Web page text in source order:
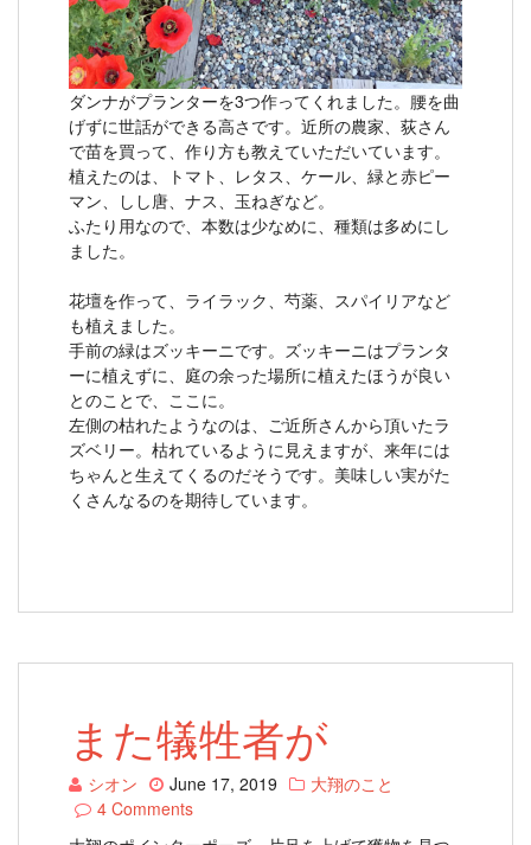
ダンナがプランターを3つ作ってくれました。腰を曲
げずに世話ができる高さです。近所の農家、荻さん
で苗を買って、作り方も教えていただいています。
植えたのは、トマト、レタス、ケール、緑と赤ピー
マン、しし唐、ナス、玉ねぎなど。
ふたり用なので、本数は少なめに、種類は多めにし
ました。
花壇を作って、ライラック、芍薬、スパイリアなど
も植えました。
手前の緑はズッキーニです。ズッキーニはプランタ
ーに植えずに、庭の余った場所に植えたほうが良い
とのことで、ここに。
左側の枯れたようなのは、ご近所さんから頂いたラ
ズベリー。枯れているように見えますが、来年には
ちゃんと生えてくるのだそうです。美味しい実がた
くさんなるのを期待しています。
また犠牲者が
シオン June 17, 2019
大翔のこと
4 Comments